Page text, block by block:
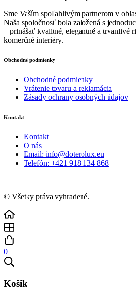
Sme Vaším spoľahlivým partnerom v
Naša spoločnosť bola založená s
– prinášať kvalitné, elegantné a trvanlivé
komerčné interiéry.
Obchodné podmienky
Obchodné podmienky
Vrátenie tovaru a reklamácia
Zásady ochrany osobných údajov
Kontakt
Kontakt
O nás
Email: info@doterolux.eu
Telefón: +421 918 134 868
© Všetky práva vyhradené.
0
Košik